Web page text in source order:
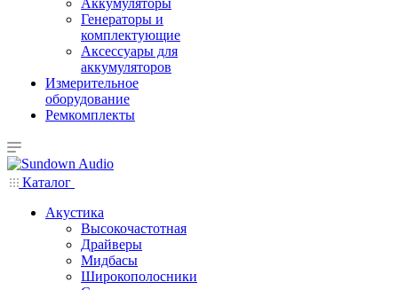
Аккумуляторы
Генераторы и
комплектующие
Аксессуары для
аккумуляторов
Измерительное
оборудование
Ремкомплекты
Каталог
Акустика
Высокочастотная
Драйверы
Мидбасы
Широкополосники